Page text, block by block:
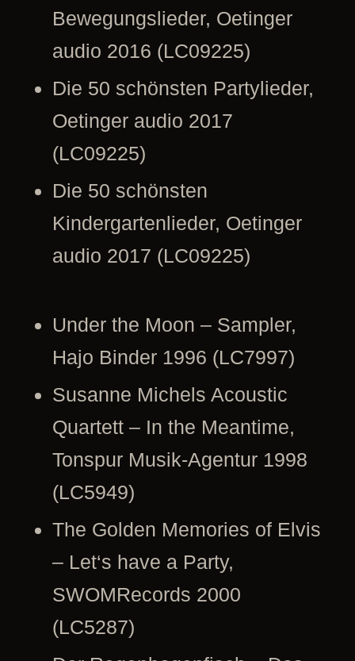
Bewegungslieder, Oetinger
audio 2016 (LC09225)
Die 50 schönsten Partylieder,
Oetinger audio 2017
(LC09225)
Die 50 schönsten
Kindergartenlieder, Oetinger
audio 2017 (LC09225)
Under the Moon – Sampler,
Hajo Binder 1996 (LC7997)
Susanne Michels Acoustic
Quartett – In the Meantime,
Tonspur Musik-Agentur 1998
(LC5949)
The Golden Memories of Elvis
– Let‘s have a Party,
SWOMRecords 2000
(LC5287)